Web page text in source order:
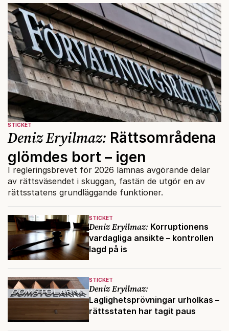
STICKET
Deniz Eryilmaz: Korruptionens
vardagliga ansikte – kontrollen
lagd på is
STICKET
Deniz Eryilmaz:
Laglighetsprövningar urholkas –
rättsstaten har tagit paus
STICKET
Deniz Eryilmaz: Rättsområdena
glömdes bort – igen
I regleringsbrevet för 2026 lämnas avgörande delar
av rättsväsendet i skuggan, fastän de utgör en av
rättsstatens grundläggande funktioner.